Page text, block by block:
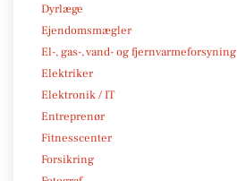
Dyrlæge
Ejendomsmægler
El-, gas-, vand- og fjernvarmeforsyning
Elektriker
Elektronik / IT
Entreprenør
Fitnesscenter
Forsikring